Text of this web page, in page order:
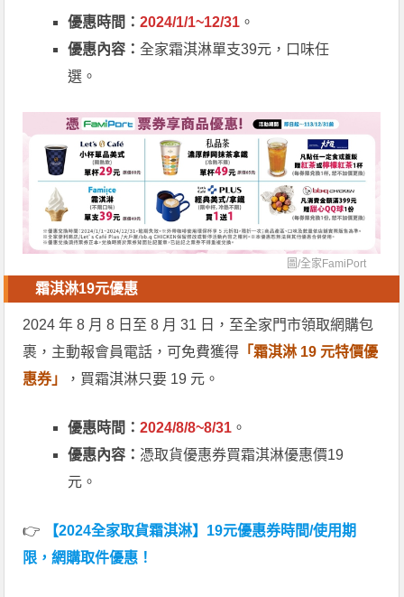
優惠時間：2024/1/1~12/31 。
優惠內容：全家霜淇淋單支39元，口味任
選。
圖/全家FamiPort
霜淇淋19元優惠
2024 年 8 月 8 日至 8 月 31 日，至全家門市領取網購包
裹，主動報會員電話，可免費獲得 「霜淇淋 19 元特價優
惠券」
，買霜淇淋只要 19 元。
優惠時間：2024/8/8~8/31 。
優惠內容： 憑取貨優惠券買霜淇淋優惠價19
元。
👉
【2024全家取貨霜淇淋】19元優惠券時間/使用期
限，網購取件優惠！